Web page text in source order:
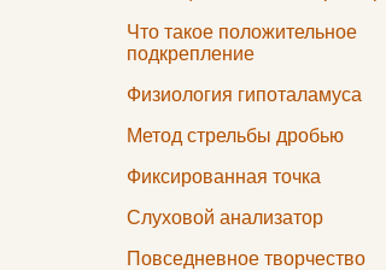
Что такое положительное
подкрепление
Физиология гипоталамуса
Метод стрельбы дробью
Фиксированная точка
Слуховой анализатор
Повседневное творчество